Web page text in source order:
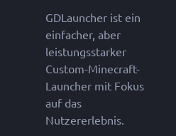
GDLauncher ist ein
einfacher, aber
leistungsstarker
Custom-Minecraft-
Launcher mit Fokus
auf das
Nutzererlebnis.